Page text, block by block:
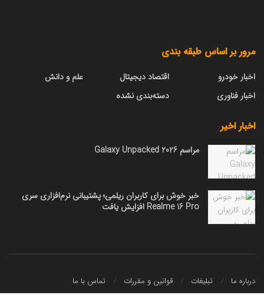
مرور بر اساس طبقه بندی
اخبار خودرو
اخبار فناوری
اقتصاد دیجیتال
دسته‌بندی نشده
علم و دانش
اخبار اخیر
مراسم Galaxy Unpacked 2026
خبر خوش برای کاربران ریلمی؛ پشتیبانی نرم‌افزاری سری
Realme 16 Pro افزایش یافت
درباره ما تبلیغات قوانین و مقررات تماس با ما